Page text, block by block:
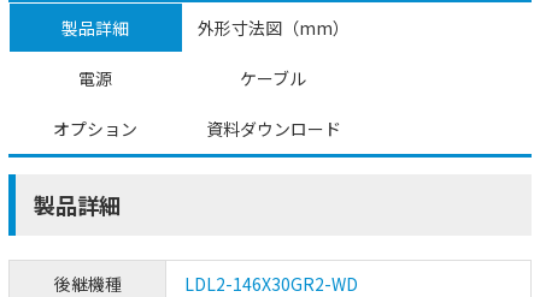
製品詳細 外形寸法図（mm）
電源 ケーブル
オプション 資料ダウンロード
製品詳細
後継機種
LDL2-146X30GR2-WD